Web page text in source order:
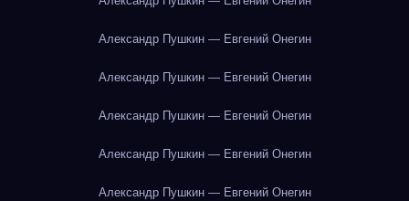
Александр Пушкин — Евгений Онегин
Александр Пушкин — Евгений Онегин
Александр Пушкин — Евгений Онегин
Александр Пушкин — Евгений Онегин
Александр Пушкин — Евгений Онегин